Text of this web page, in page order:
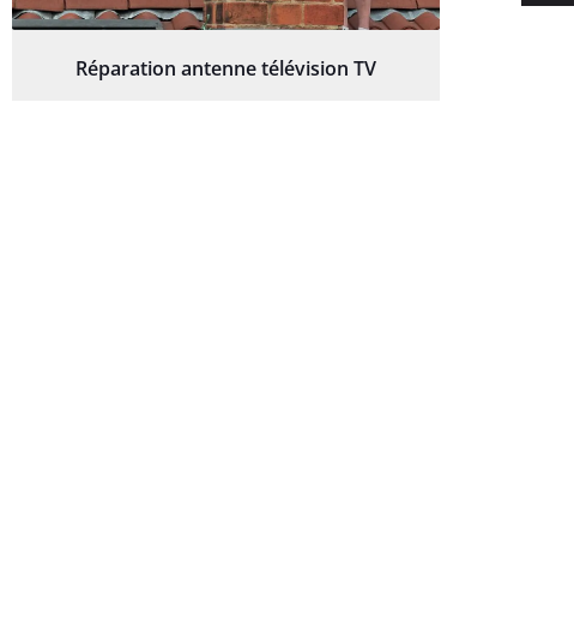
Réparation antenne télévision TV